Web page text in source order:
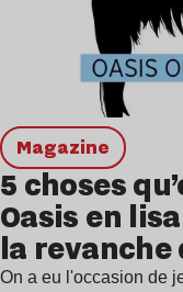
magazine
5 choses
Oasis en
la revanche
On a eu l'occasion de